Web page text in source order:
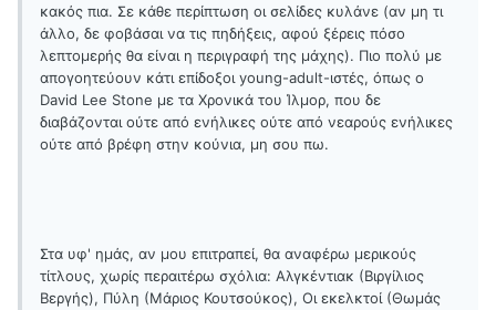
κακός πια. Σε κάθε περίπτωση οι σελίδες κυλάνε (αν μη τι
άλλο, δε φοβάσαι να τις πηδήξεις, αφού ξέρεις πόσο
λεπτομερής θα είναι η περιγραφή της μάχης). Πιο πολύ με
απογοητεύουν κάτι επίδοξοι young-adult-ιστές, όπως ο
David Lee Stone με τα Χρονικά του Ίλμορ, που δε
διαβάζονται ούτε από ενήλικες ούτε από νεαρούς ενήλικες
ούτε από βρέφη στην κούνια, μη σου πω.
Στα υφ' ημάς, αν μου επιτραπεί, θα αναφέρω μερικούς
τίτλους, χωρίς περαιτέρω σχόλια: Αλγκέντιακ (Βιργίλιος
Βεργής), Πύλη (Μάριος Κουτσούκος), Οι εκελκτοί (Θωμάς